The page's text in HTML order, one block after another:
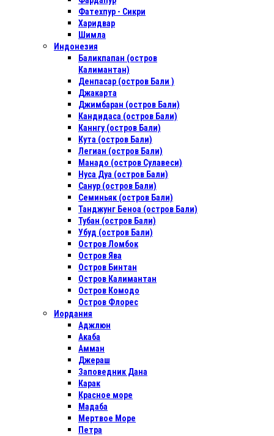
Фатехпур - Сикри
Харидвар
Шимла
Индонезия
Баликпапан (остров
Калимантан)
Денпасар (остров Бали )
Джакарта
Джимбаран (остров Бали)
Кандидаса (остров Бали)
Каннгу (остров Бали)
Кута (остров Бали)
Легиан (остров Бали)
Манадо (остров Сулавеси)
Нуса Дуа (остров Бали)
Санур (остров Бали)
Семиньяк (остров Бали)
Танджунг Беноа (остров Бали)
Тубан (остров Бали)
Убуд (остров Бали)
Остров Ломбок
Остров Ява
Остров Бинтан
Остров Калимантан
Остров Комодо
Остров Флорес
Иордания
Аджлюн
Акаба
Амман
Джераш
Заповедник Дана
Карак
Красное море
Мадаба
Мертвое Море
Петра